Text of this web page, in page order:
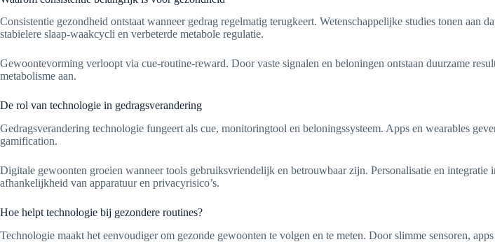
Consistentie gezondheid ontstaat wanneer gedrag regelmatig terugkeert. Wetenschappelijke studies tonen
stabielere slaap-waakcycli en verbeterde metabole regulatie.
Gewoontevorming verloopt via cue-routine-reward. Door vaste signalen en beloningen ontstaan duurzame
metabolisme aan.
De rol van technologie in gedragsverandering
Gedragsverandering technologie fungeert als cue, monitoringtool en beloningssysteem. Apps en wearables
gamification.
Digitale gewoonten groeien wanneer tools gebruiksvriendelijk en betrouwbaar zijn. Personalisatie en
afhankelijkheid van apparatuur en privacyrisico’s.
Hoe helpt technologie bij gezondere routines?
Technologie maakt het eenvoudiger om gezonde gewoonten te volgen en te meten. Door slimme sensoren,